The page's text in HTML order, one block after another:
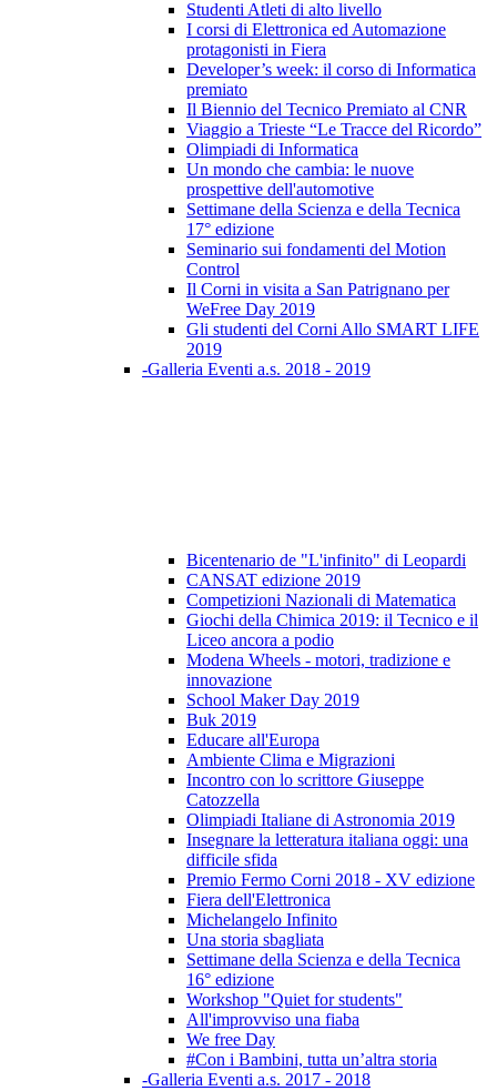
Studenti Atleti di alto livello
I corsi di Elettronica ed Automazione
protagonisti in Fiera
Developer’s week: il corso di Informatica
premiato
Il Biennio del Tecnico Premiato al CNR
Viaggio a Trieste “Le Tracce del Ricordo”
Olimpiadi di Informatica
Un mondo che cambia: le nuove
prospettive dell'automotive
Settimane della Scienza e della Tecnica
17° edizione
Seminario sui fondamenti del Motion
Control
Il Corni in visita a San Patrignano per
WeFree Day 2019
Gli studenti del Corni Allo SMART LIFE
2019
-Galleria Eventi a.s. 2018 - 2019
Bicentenario de "L'infinito" di Leopardi
CANSAT edizione 2019
Competizioni Nazionali di Matematica
Giochi della Chimica 2019: il Tecnico e il
Liceo ancora a podio
Modena Wheels - motori, tradizione e
innovazione
School Maker Day 2019
Buk 2019
Educare all'Europa
Ambiente Clima e Migrazioni
Incontro con lo scrittore Giuseppe
Catozzella
Olimpiadi Italiane di Astronomia 2019
Insegnare la letteratura italiana oggi: una
difficile sfida
Premio Fermo Corni 2018 - XV edizione
Fiera dell'Elettronica
Michelangelo Infinito
Una storia sbagliata
Settimane della Scienza e della Tecnica
16° edizione
Workshop "Quiet for students"
All'improvviso una fiaba
We free Day
#Con i Bambini, tutta un’altra storia
-Galleria Eventi a.s. 2017 - 2018